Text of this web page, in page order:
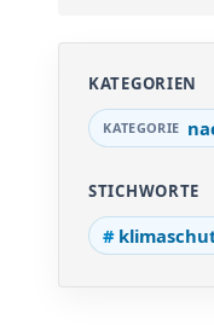
KATEGORIEN
STICHWORTE